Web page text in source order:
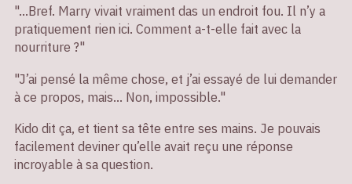
"…Bref. Marry vivait vraiment das un endroit fou. Il n’y a
pratiquement rien ici. Comment a-t-elle fait avec la
nourriture ?"
"J’ai pensé la même chose, et j’ai essayé de lui demander
à ce propos, mais… Non, impossible."
Kido dit ça, et tient sa tête entre ses mains. Je pouvais
facilement deviner qu’elle avait reçu une réponse
incroyable à sa question.